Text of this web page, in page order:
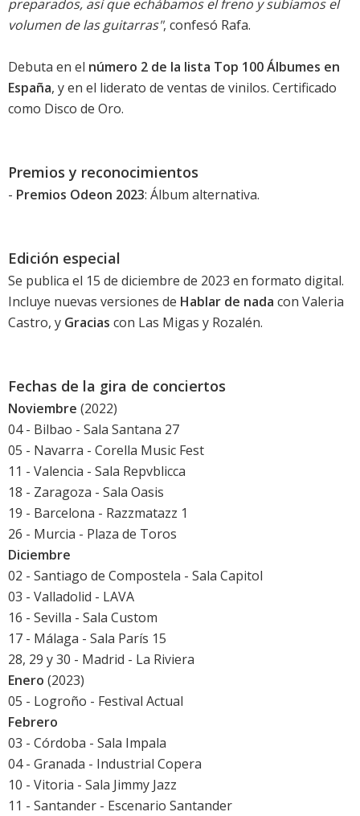
preparados, así que echábamos el freno y subíamos el
volumen de las guitarras", confesó Rafa.
Debuta en el número 2 de la lista Top 100 Álbumes en
España, y en el liderato de ventas de vinilos. Certificado
como Disco de Oro.
Premios y reconocimientos
- Premios Odeon 2023: Álbum alternativa.
Edición especial
Se publica el 15 de diciembre de 2023 en formato digital.
Incluye nuevas versiones de Hablar de nada con Valeria
Castro, y Gracias con Las Migas y Rozalén.
Fechas de la gira de conciertos
Noviembre (2022)
04 - Bilbao - Sala Santana 27
05 - Navarra - Corella Music Fest
11 - Valencia - Sala Repvblicca
18 - Zaragoza - Sala Oasis
19 - Barcelona - Razzmatazz 1
26 - Murcia - Plaza de Toros
Diciembre
02 - Santiago de Compostela - Sala Capitol
03 - Valladolid - LAVA
16 - Sevilla - Sala Custom
17 - Málaga - Sala París 15
28, 29 y 30 - Madrid - La Riviera
Enero (2023)
05 - Logroño - Festival Actual
Febrero
03 - Córdoba - Sala Impala
04 - Granada - Industrial Copera
10 - Vitoria - Sala Jimmy Jazz
11 - Santander - Escenario Santander